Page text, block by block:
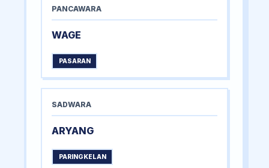
PANCAWARA
WAGE
PASARAN
SADWARA
ARYANG
PARINGKELAN